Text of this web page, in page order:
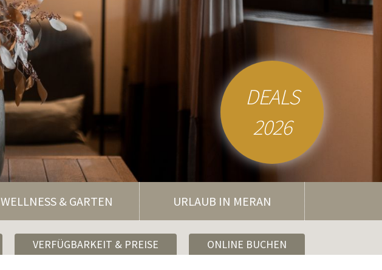
DEALS
2026
WELLNESS & GARTEN URLAUB IN MERAN
ONLINE BUCHEN
VERFÜGBARKEIT & PREISE